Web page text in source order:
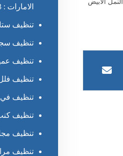
الامارات : 0551030483
تنظيف
تنظيف
تنظيف
تنظيف
تنظيف في
تنظيف
تنظيف
تنظيف